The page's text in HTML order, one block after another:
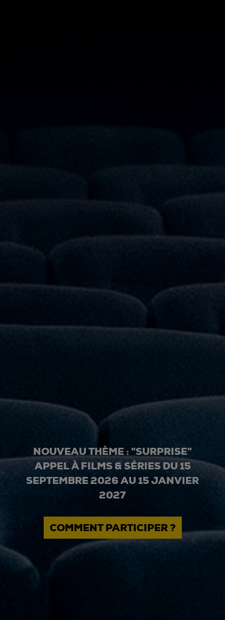
NOUVEAU THÈME : "SURPRISE"
APPEL À FILMS & SÉRIES DU 15
SEPTEMBRE 2026 AU 15 JANVIER
2027
COMMENT PARTICIPER ?